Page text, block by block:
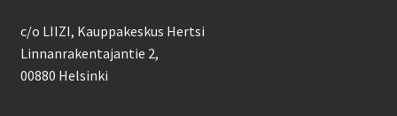
c/o LIIZI, Kauppakeskus Hertsi
Linnanrakentajantie 2,
00880 Helsinki